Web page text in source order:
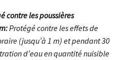
contre les poussières
Protégé contre les effets de
(jusqu’à 1 m) et pendant 30
d’eau en quantité nuisible